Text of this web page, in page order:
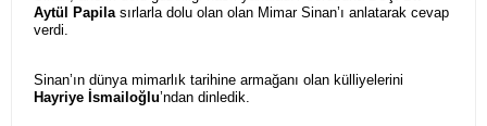
Aytül Papilasırlarla dolu olan olan Mimar Sinan’ı anlatarak cevap
verdi.
Sinan’ın dünya mimarlık tarihine armağanı olan külliyelerini
Hayriye İsmailoğlu’ndan dinledik.